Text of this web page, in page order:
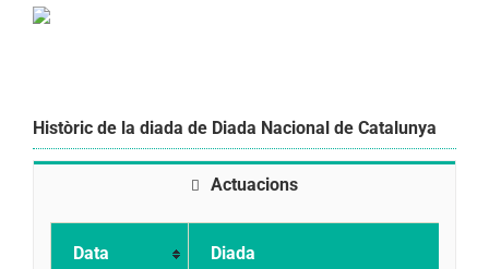
Històric de la diada de Diada Nacional de Catalunya
Actuacions
Data Diada